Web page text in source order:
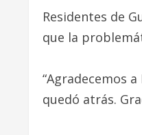
Residentes de
que la
“Agradecemos
quedó atrás.